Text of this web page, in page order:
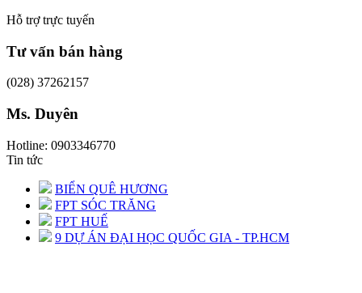
Hỗ trợ trực tuyến
Tư vấn bán hàng
(028) 37262157
Ms. Duyên
Hotline: 0903346770
Tin tức
BIỂN QUÊ HƯƠNG
FPT SÓC TRĂNG
FPT HUẾ
9 DỰ ÁN ĐẠI HỌC QUỐC GIA - TP.HCM